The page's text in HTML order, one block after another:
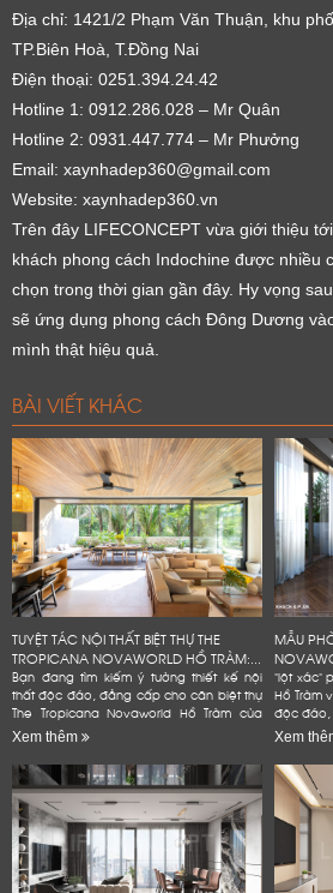
Địa chỉ: 1421/2 Phạm Văn Thuận, khu
TP.Biên Hoà, T.Đồng Nai
Điện thoại: 0251.394.24.42
Hotline 1: 0912.286.028 – Mr Quân
Hotline 2: 0931.447.774 – Mr Phưởng
Email: xaynhadep360@gmail.com
Website: xaynhadep360.vn
Trên đây LIFECONCEPT vừa giới thiệu
khách phong cách Indochine được nhiều
chọn trong thời gian gần đây. Hy vọng
sẽ ứng dụng phong cách Đông Dương
mình thật hiệu quả.
BÀI VIẾT KHÁC
TUYỆT TÁC NỘI THẤT BIỆT THỰ THE
TROPICANA NOVAWORLD HỒ TRÀM:...
Bạn đang tìm kiếm ý tưởng thiết kế nội
thất độc đáo, đẳng cấp cho căn biệt thự
The Tropicana Novaworld Hồ Tràm của
mình? Hãy để Lifeconcept đồng hành
Xem thêm
MẪU
"lột xác"
Hồ Tràm
độc đáo,
dẫn chi
Xem